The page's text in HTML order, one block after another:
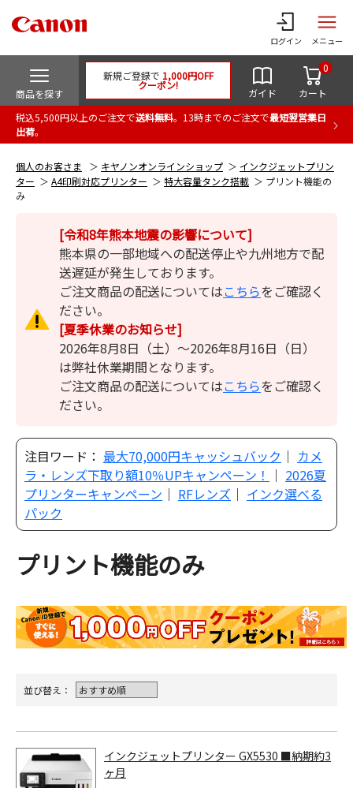
ログイン メニュー
商品を探す
新規ご登録で 1,000円OFF
クーポン!
ガイド カート
0
税込5,500円以上のご注文で送料無料。13時までのご注文で最短翌営業日
出荷。
個人のお客さま キヤノンオンラインショップ
インクジェットプリン
ター
A4印刷対応プリンター 特大容量タンク搭載
プリント機能の
み
[令和8年熊本地震の影響について]
熊本県の一部地域への配送停止や九州地方で配
送遅延が発生しております。
ご注文商品の配送についてはこちらをご確認く
ださい。
[夏季休業のお知らせ]
2026年8月8日（土）～2026年8月16日（日）
は弊社休業期間となります。
ご注文商品の配送についてはこちらをご確認く
ださい。
注目ワード： 最大70,000円キャッシュバック ｜ カメ
ラ・レンズ下取り額10％UPキャンペーン！
｜ 2026夏
プリンターキャンペーン ｜ RFレンズ ｜ インク選べる
パック
プリント機能のみ
並び替え：
インクジェットプリンター GX5530 ■納期約3
ヶ月